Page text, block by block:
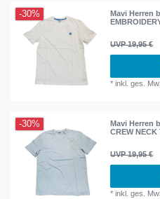
-30%
Mavi Herren
UVP 19,95 €
*inkl. ges.
-30%
Mavi Herren
CREW NECK
UVP 19,95 €
*inkl. ges.